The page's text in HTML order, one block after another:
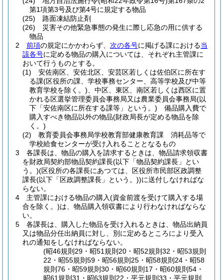
第1項第3号及び第4号に規定する物品
(25)
路面凍結防止剤
(26)
災害その他緊急事態の発生に際し応急の用に供する
物品
2
前項の規定にかかわらず、 次の各号に掲げる課における当
該各号に定める物品の購入については、それぞれ主管課に
おいて行うものとする。
(1)
安佐南区、安佐北区、安芸区若しくは佐伯区に所在す
る課(区役所の課、学校事務センター、高等学校及び中等
教育学校を除く。) 、中区、東区、南区若しくは西区に置
かれる区選挙管理委員会事務局又は農業委員会事務局(以
下「安佐南区に所在する課等」という。) 備品購入費で
購入すべき物品以外の物品(財政局長が定める物品を除
く。)
(2)
教育委員会事務局学校教育部健康教育課 消耗品等で
学校給食センターが受け入れることとなるもの
3
各課長は、物品の購入を請求するときは、物品請求領収書
を財政局契約部物品契約課長(以下「物品契約課長」とい
う。)(区役所の各課長にあつては、区役所市民部区政調整
課長(以下「区政調整課長」という。))に送付しなければな
らない。
4
主管課における物品の購入(資金前渡を受けて購入する場
合を除く。)は、物品購入領収書により行わなければならな
い。
5
各課長は、購入した物品を受け入れるときは、物品出納員
又は物品分任出納員に対し、別に定めるところにより受入
れの通知をしなければならない。
(昭46規則29・昭51規則20・昭52規則32・昭53規則
22・昭55規則59・昭56規則25・昭58規則24・昭58
規則76・昭59規則30・昭60規則17・昭60規則54・
昭61規則31・昭63規則22・平元規則33・平元規則